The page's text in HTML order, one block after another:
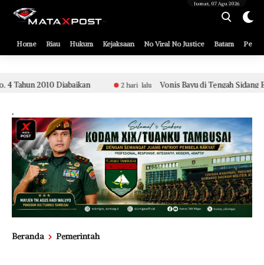
[gnpub_google_news_follow]
Home Riau Hukum Kejaksaan No Viral No Justice Batam
Jumat, 07 Agu 2026
2 hari lalu Vonis Bayu di Tengah Sidang Etik Aparat Polsek
.
Beranda Pemerintah